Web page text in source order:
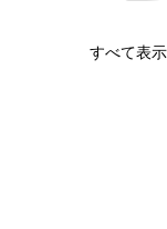
すべて表示